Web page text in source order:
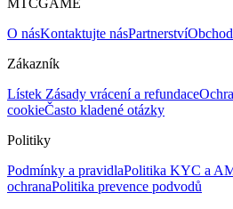
MTCGAME
O násKontaktujte násPartnerství
Zákazník
Lístek Zásady vrácení a refundace
cookieČasto kladené otázky
Politiky
Podmínky a pravidlaPolitika KYC a
ochranaPolitika prevence podvodů